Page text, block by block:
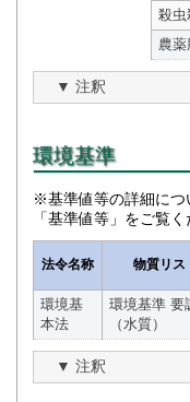
殺虫
農薬
注釈
環境基準
※基準値等の詳細につ
「基準値等」をご覧く
法令名称 物質リス
環境基
本法
環境基準 要
（水質）
注釈